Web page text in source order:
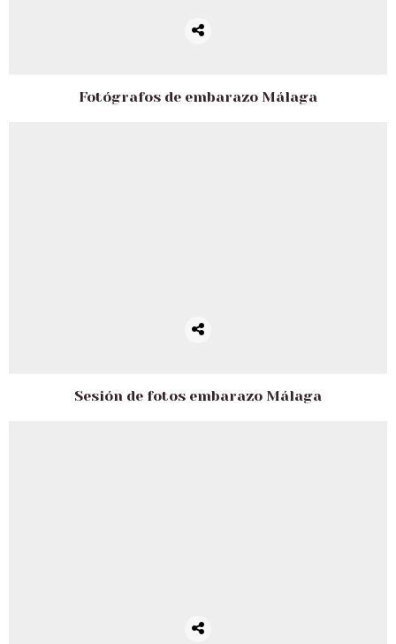
Fotógrafos de embarazo Málaga
Sesión de fotos embarazo Málaga